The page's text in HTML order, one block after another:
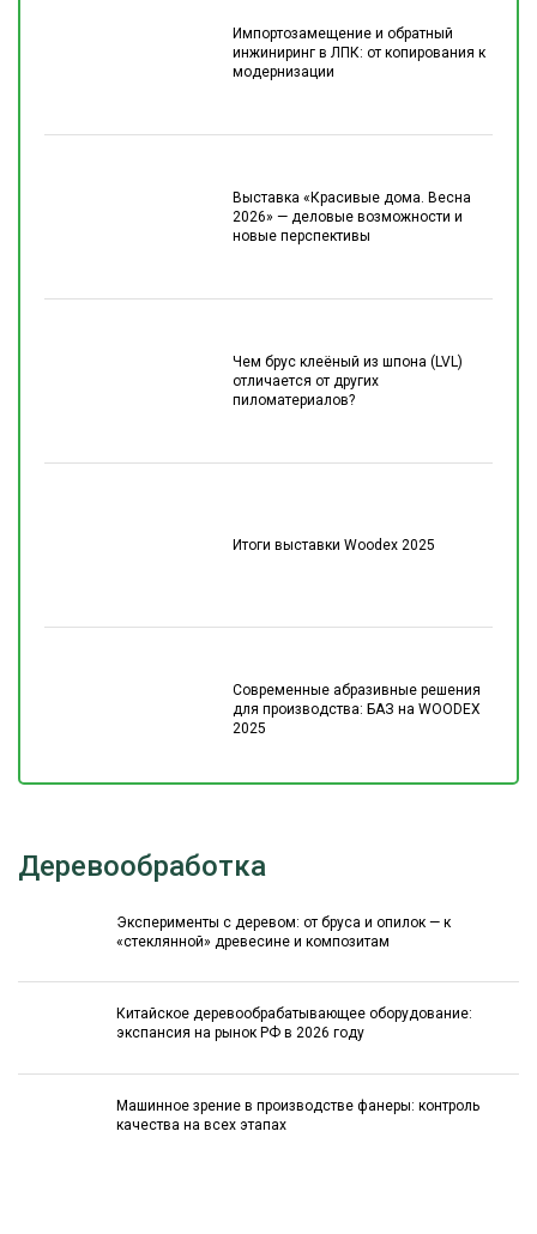
Импортозамещение и обратный
инжиниринг в ЛПК: от копирования к
модернизации
Выставка «Красивые дома. Весна
2026» — деловые возможности и
новые перспективы
Чем брус клеёный из шпона (LVL)
отличается от других
пиломатериалов?
Итоги выставки Woodex 2025
Современные абразивные решения
для производства: БАЗ на WOODEX
2025
Деревообработка
Эксперименты с деревом: от бруса и опилок — к
«стеклянной» древесине и композитам
Китайское деревообрабатывающее оборудование:
экспансия на рынок РФ в 2026 году
Машинное зрение в производстве фанеры: контроль
качества на всех этапах